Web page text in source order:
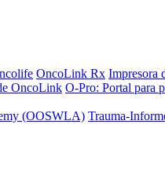
OncoLink Rx Impresora
OncoLink O-Pro: Portal para
(OOSWLA) Trauma-